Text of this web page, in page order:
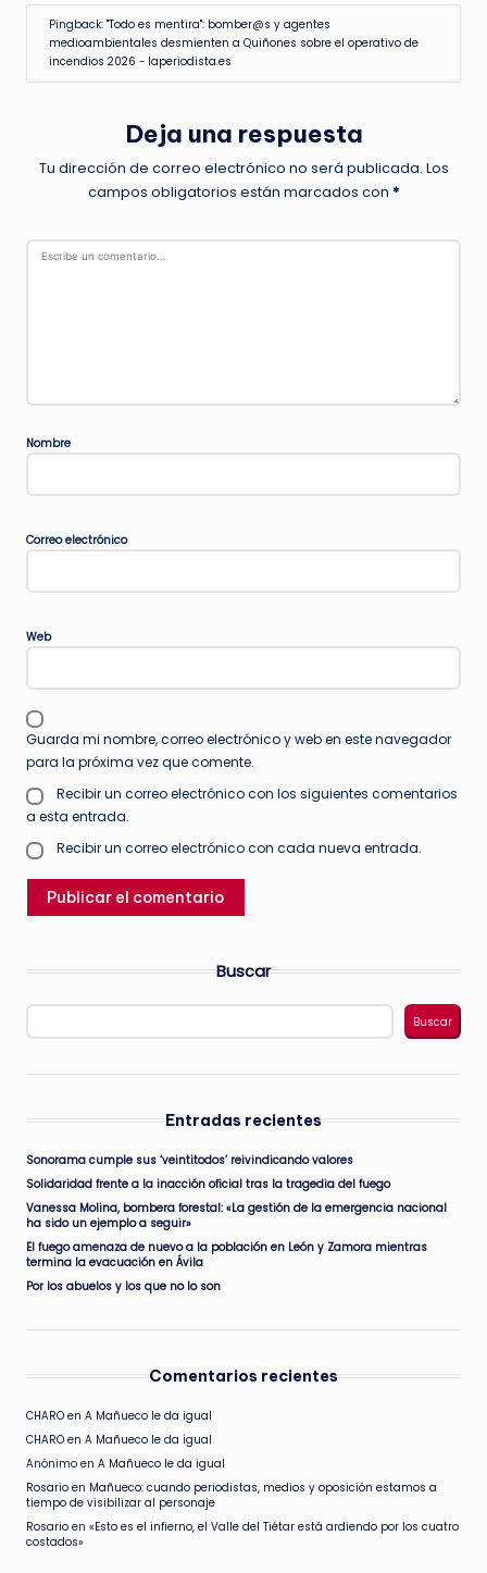
Pingback: "Todo es mentira": bomber@s y agentes
medioambientales desmienten a Quiñones sobre el operativo de
incendios 2026 - laperiodista.es
Deja una respuesta
Tu dirección de correo electrónico no será publicada. Los
campos obligatorios están marcados con *
Nombre
Correo electrónico
Web
Guarda mi nombre, correo electrónico y web en este navegador
para la próxima vez que comente.
Recibir un correo electrónico con los siguientes comentarios
a esta entrada.
Recibir un correo electrónico con cada nueva entrada.
Buscar
Buscar
Entradas recientes
Sonorama cumple sus ‘veintitodos’ reivindicando valores
Solidaridad frente a la inacción oficial tras la tragedia del fuego
Vanessa Molina, bombera forestal: «La gestión de la emergencia nacional
ha sido un ejemplo a seguir»
El fuego amenaza de nuevo a la población en León y Zamora mientras
termina la evacuación en Ávila
Por los abuelos y los que no lo son
Comentarios recientes
CHARO en A Mañueco le da igual
CHARO en A Mañueco le da igual
Anónimo en A Mañueco le da igual
Rosario en Mañueco: cuando periodistas, medios y oposición estamos a
tiempo de visibilizar al personaje
Rosario en «Esto es el infierno, el Valle del Tiétar está ardiendo por los cuatro
costados»